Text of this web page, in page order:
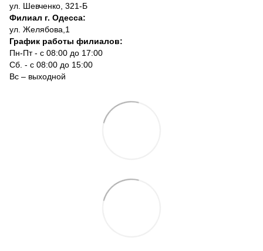
ул. Шевченко, 321-Б
Филиал г. Одесса:
ул. Желябова,1
График работы филиалов:
Пн-Пт - с 08:00 до 17:00
Сб. - с 08:00 до 15:00
Вс – выходной